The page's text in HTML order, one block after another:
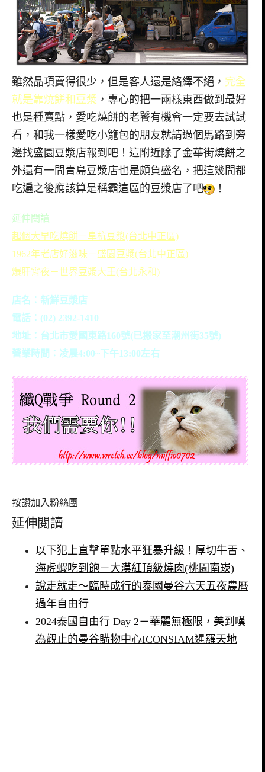
雖然品項賣得很少，但是客人還是絡繹不絕， 完全
就是靠燒餅和豆漿 ，專心的把一兩樣東西做到最好
也是種賣點，愛吃燒餅的老饕有機會一定要去試試
看，和我一樣愛吃小籠包的朋友就請過個馬路到旁
邊找盛園豆漿店報到吧！這附近除了金華街燒餅之
外還有一間青島豆漿店也是頗負盛名，把這幾間都
吃遍之後應該算是稱霸這區的豆漿店了吧
！
延伸閱讀
起個大早吃燒餅－阜杭豆漿(台北中正區)
1962年老店好滋味－盛園豆漿(台北中正區)
爆肝宵夜－世界豆漿大王(台北永和)
店名：新鮮豆漿店
電話：(02) 2392-1410
地址：台北市愛國東路160號(已搬家至潮州街35號)
營業時間：凌晨4:00~下午13:00左右
按讚加入粉絲團
延伸閱讀
以下犯上直擊單點水平狂暴升級！厚切牛舌、
海虎蝦吃到飽－大漠紅頂級燒肉(桃園南崁)
說走就走～臨時成行的泰國曼谷六天五夜農曆
過年自由行
2024泰國自由行 Day 2－華麗無極限，美到嘆
為觀止的曼谷購物中心ICONSIAM暹羅天地